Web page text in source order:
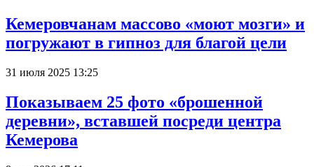
Кемеровчанам массово «моют мозги» и
погружают в гипноз для благой цели
31 июля 2025 13:25
Показываем 25 фото «брошенной
деревни», вставшей посреди центра
Кемерова